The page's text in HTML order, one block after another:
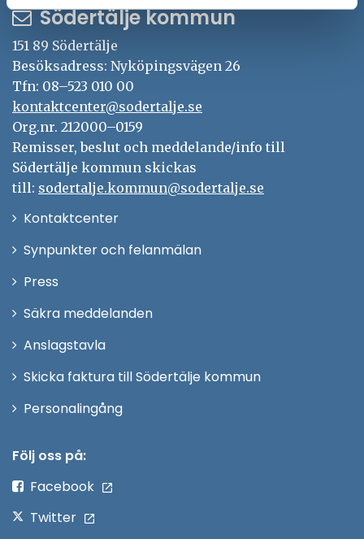
Södertälje kommun
151 89 Södertälje
Besöksadress: Nyköpingsvägen 26
Tfn: 08–523 010 00
kontaktcenter@sodertalje.se
Org.nr. 212000–0159
Remisser, beslut och meddelande/info till
Södertälje kommun skickas
till: sodertalje.kommun@sodertalje.se
KontaktcenterÖppna
Synpunkter och felanmälan
Press
fönster
Säkra meddelanden
Anslagstavla
Skicka faktura till Södertälje kommun
PersonalingångÖppna
Följ oss på:
Facebook
Twitter